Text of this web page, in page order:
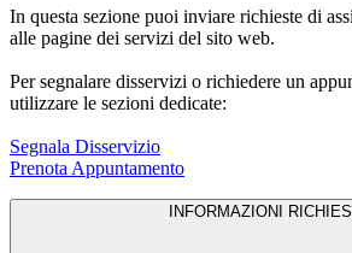
In questa sezione puoi inviare richieste di
alle pagine dei servizi del sito web.
Per segnalare disservizi o richiedere un
utilizzare le sezioni dedicate:
Segnala Disservizio
Prenota Appuntamento
INFORMAZIONI